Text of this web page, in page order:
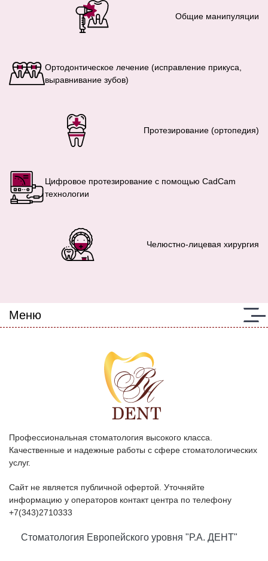
Общие манипуляции
Ортодонтическое лечение (исправление прикуса,
выравнивание зубов)
Протезирование (ортопедия)
Цифровое протезирование с помощью CadCam
технологии
Челюстно-лицевая хирургия
Меню
Профессиональная стоматология высокого класса.
Качественные и надежные работы с сфере стоматологических
услуг.
Сайт не является публичной офертой. Уточняйте
информацию у операторов контакт центра по телефону
+7(343)2710333
Стоматология Европейского уровня "Р.А. ДЕНТ"